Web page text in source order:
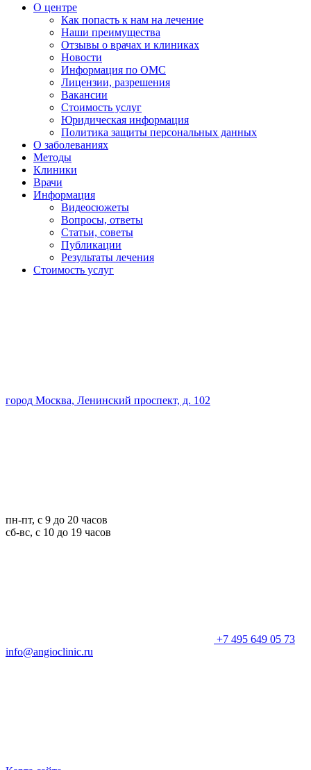
О центре
Как попасть к нам на лечение
Наши преимущества
Отзывы о врачах и клиниках
Новости
Информация по ОМС
Лицензии, разрешения
Вакансии
Стоимость услуг
Юридическая информация
Политика защиты персональных данных
О заболеваниях
Методы
Клиники
Врачи
Информация
Видеосюжеты
Вопросы, ответы
Статьи, советы
Публикации
Результаты лечения
Стоимость услуг
город Москва, Ленинский проспект, д. 102
пн-пт, с 9 до 20 часов
сб-вс, с 10 до 19 часов
+7 495 649 05 73
info@angioclinic.ru